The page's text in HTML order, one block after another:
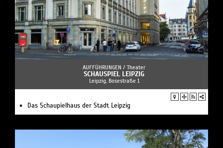
AUFFÜHRUNGEN / Theater
SCHAUSPIEL LEIPZIG
Leipzig, Bosestraße 1
Das Schaupielhaus der Stadt Leipzig